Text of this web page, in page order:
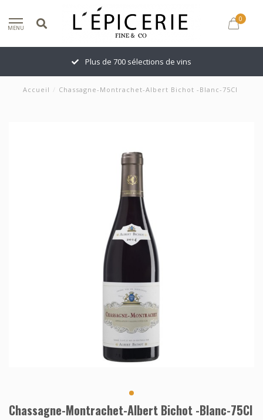
MENU
0
Plus de 700 sélections de vins
Accueil / Chassagne-Montrachet-Albert Bichot -Blanc-75Cl
Chassagne-Montrachet-Albert Bichot -Blanc-75Cl